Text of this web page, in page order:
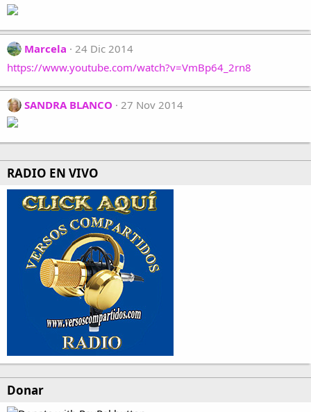
Marcela
24 Dic 2014
https://www.youtube.com/watch?v=VmBp64_2rn8
SANDRA BLANCO 27 Nov 2014
RADIO EN VIVO
Donar